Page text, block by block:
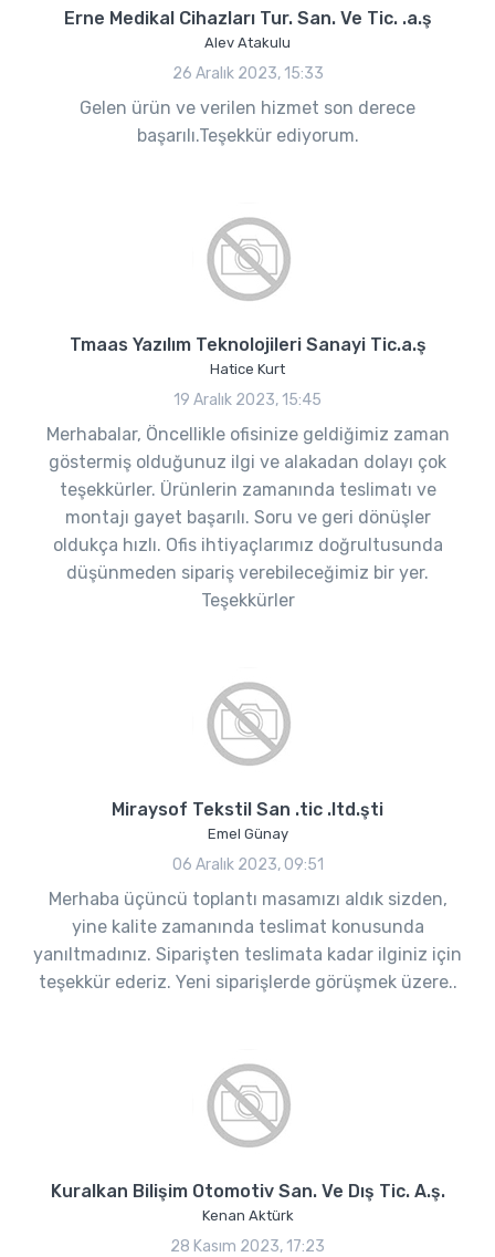
Erne Medikal Cihazları Tur. San. Ve Tic. .a.ş
Alev Atakulu
26 Aralık 2023, 15:33
Gelen ürün ve verilen hizmet son derece
başarılı.Teşekkür ediyorum.
Tmaas Yazılım Teknolojileri Sanayi Tic.a.ş
Hatice Kurt
19 Aralık 2023, 15:45
Merhabalar, Öncellikle ofisinize geldiğimiz zaman
göstermiş olduğunuz ilgi ve alakadan dolayı çok
teşekkürler. Ürünlerin zamanında teslimatı ve
montajı gayet başarılı. Soru ve geri dönüşler
oldukça hızlı. Ofis ihtiyaçlarımız doğrultusunda
düşünmeden sipariş verebileceğimiz bir yer.
Teşekkürler
Miraysof Tekstil San .tic .ltd.şti
Emel Günay
06 Aralık 2023, 09:51
Merhaba üçüncü toplantı masamızı aldık sizden,
yine kalite zamanında teslimat konusunda
yanıltmadınız. Siparişten teslimata kadar ilginiz için
teşekkür ederiz. Yeni siparişlerde görüşmek üzere..
Kuralkan Bilişim Otomotiv San. Ve Dış Tic. A.ş.
Kenan Aktürk
28 Kasım 2023, 17:23